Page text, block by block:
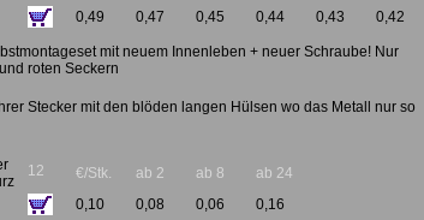
0,49
0,47
0,45
0,44
0,43
0,42
mit neuem Innenleben + neuer Schraube! Nur
roten Seckern
Stecker mit den blöden langen Hülsen wo das Metall nur so
12
€/Stk.
0,10
ab 2
0,08
ab 8
0,06
ab 24
0,16